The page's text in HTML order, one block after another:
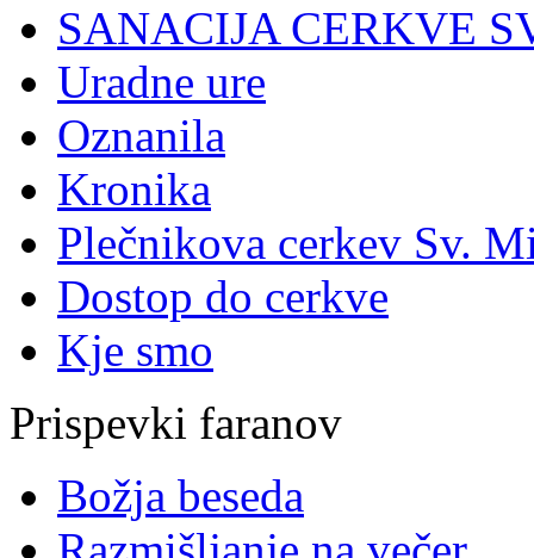
SANACIJA CERKVE
Uradne ure
Oznanila
Kronika
Plečnikova cerkev Sv.
Dostop do cerkve
Kje smo
Prispevki faranov
Božja beseda